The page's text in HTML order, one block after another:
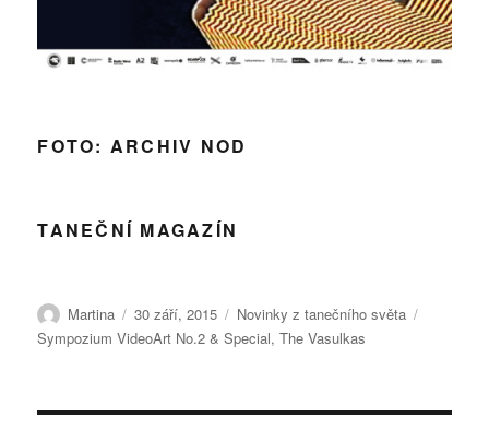
FOTO: ARCHIV NOD
TANEČNÍ MAGAZÍN
Autor:
Martina Publikováno:
30 září, 2015 Rubriky:
Novinky z tanečního světa
Sympozium VideoArt No.2 & Special,The Vasulkas